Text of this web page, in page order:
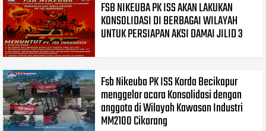
FSB NIKEUBA PK ISS AKAN LAKUKAN
KONSOLIDASI DI BERBAGAI WILAYAH
UNTUK PERSIAPAN AKSI DAMAI JILID 3
Fsb Nikeuba PK ISS Korda Becikapur
menggelar acara Konsolidasi dengan
anggota di Wilayah Kawasan Industri
MM2100 Cikarang